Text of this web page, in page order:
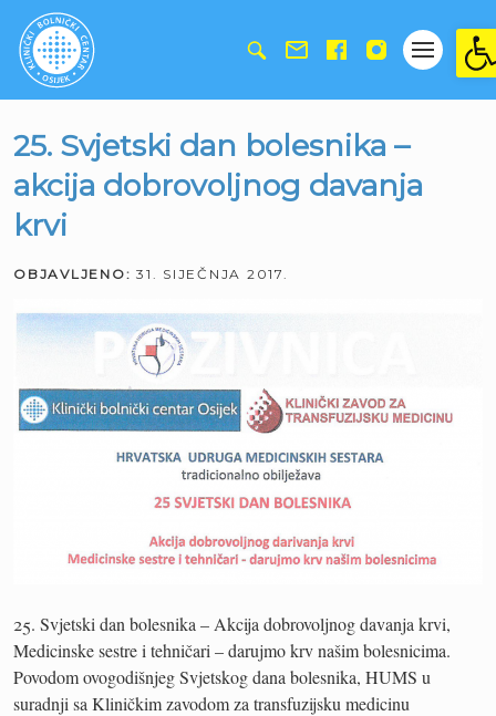
25. Svjetski dan bolesnika –
akcija dobrovoljnog davanja
krvi
OBJAVLJENO: 31. SIJEČNJA 2017.
25. Svjetski dan bolesnika – Akcija dobrovoljnog davanja krvi,
Medicinske sestre i tehničari – darujmo krv našim bolesnicima.
Povodom ovogodišnjeg Svjetskog dana bolesnika, HUMS u
suradnji sa Kliničkim zavodom za transfuzijsku medicinu